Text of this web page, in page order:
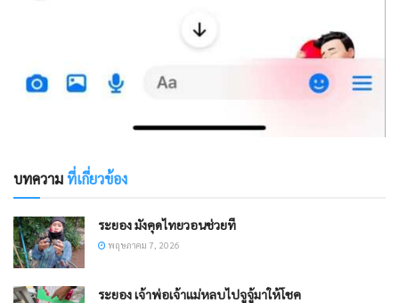
บทความที่เกี่ยวข้อง
ระยอง มังคุดไทยวอนช่วยที
พฤษภาคม 7, 2026
ระยอง เจ้าพ่อเจ้าแม่หลบไปจูจู้มาให้โชค